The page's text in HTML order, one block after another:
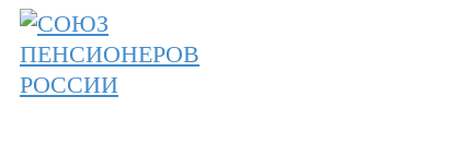
Skip
to
content